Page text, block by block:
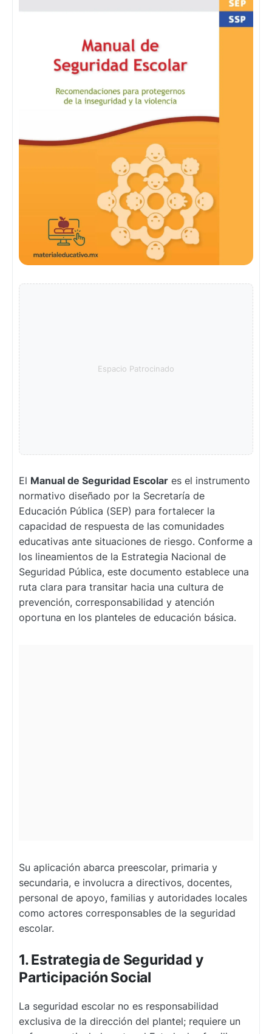
El Manual de Seguridad Escolar es el instrumento
normativo diseñado por la Secretaría de
Educación Pública (SEP) para fortalecer la
capacidad de respuesta de las comunidades
educativas ante situaciones de riesgo. Conforme a
los lineamientos de la Estrategia Nacional de
Seguridad Pública, este documento establece una
ruta clara para transitar hacia una cultura de
prevención, corresponsabilidad y atención
oportuna en los planteles de educación básica.
Su aplicación abarca preescolar, primaria y
secundaria, e involucra a directivos, docentes,
personal de apoyo, familias y autoridades locales
como actores corresponsables de la seguridad
escolar.
1. Estrategia de Seguridad y
Participación Social
La seguridad escolar no es responsabilidad
exclusiva de la dirección del plantel; requiere un